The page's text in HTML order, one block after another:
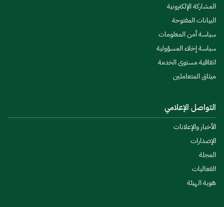
المشاركة الإلكترونية
البيانات المفتوحة
سياسة أمن المعلومات
سياسة إخلاء المسؤولية
اتفاقية مستوى الخدمة
ميثاق المتعاملين
التواصل الإعلامي
الأخبار والإعلانات
الإصدارات
المجلة
الفعاليات
هوية الهيئة